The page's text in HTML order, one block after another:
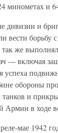
минометах и
дивизии и
вести борьбу
же
— включая
успеха
обороны
танков и
Армии в ходе
мае 1942